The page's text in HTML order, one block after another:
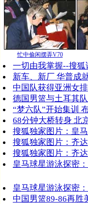
忙中偷闲摆弄V70
一切由我掌握--搜
新车、新厂 华普成
中国队获得亚洲女
德国男篮与土耳其
“梦六队”开始集训
68分钟大桥转身 北
搜狐独家图片：皇
搜狐独家图片：齐
搜狐独家图片：齐
皇马球星游泳探密
皇马球星游泳探密
中国男篮89-86再胜